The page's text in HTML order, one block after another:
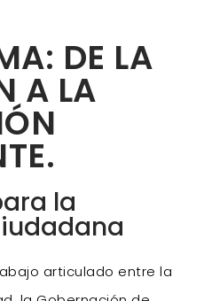
DE LA
A LA
la
articulado entre la